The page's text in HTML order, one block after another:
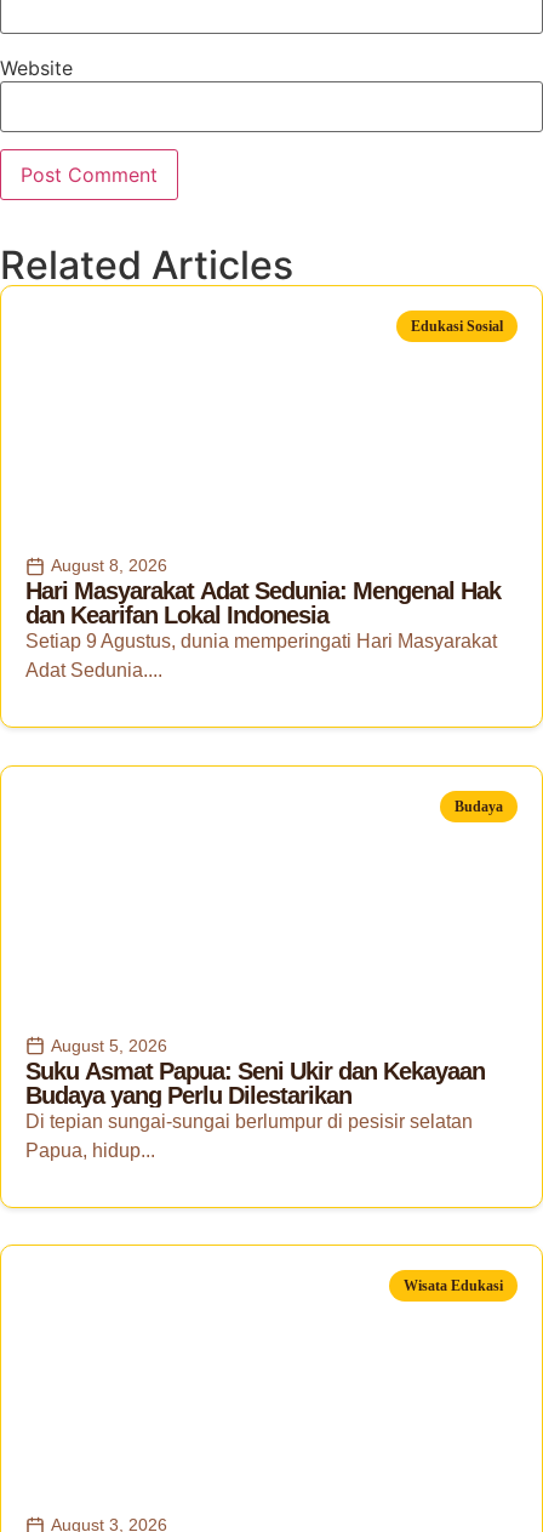
Website
Related Articles
Edukasi Sosial
August 8, 2026
Hari Masyarakat Adat Sedunia: Mengenal Hak
dan Kearifan Lokal Indonesia
Setiap 9 Agustus, dunia memperingati Hari Masyarakat
Adat Sedunia....
Budaya
August 5, 2026
Suku Asmat Papua: Seni Ukir dan Kekayaan
Budaya yang Perlu Dilestarikan
Di tepian sungai-sungai berlumpur di pesisir selatan
Papua, hidup...
Wisata Edukasi
August 3, 2026